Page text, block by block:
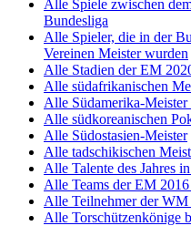
Alle Spiele zwischen
Bundesliga
Alle Spieler, die in der
Vereinen Meister wurden
Alle Stadien der EM
Alle südafrikanischen
Alle Südamerika-Meister
Alle südkoreanischen
Alle Südostasien-Meister
Alle tadschikischen
Alle Talente des Jahres
Alle Teams der EM
Alle Teilnehmer der WM
Alle Torschützenkönige